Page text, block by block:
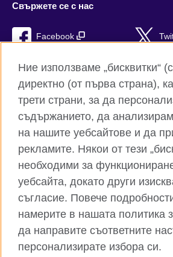
Свържете се с нас
Facebook
TikTok
Глобален уебсайт на Британски съвет
Поверителност и условия за ползване
Бисквитки
Карта на сайта
© 2026 British Council
Британски съвет е международната
Ние използваме „бисквитки“
директно (от първа страна),
трети страни, за да
съдържанието, да
на нашите уебсайтове и да
рекламите. Някои от тези
необходими за
уебсайта, докато други
съгласие. Повече
намерите в нашата политика
да направите съответните
персонализирате избора си.